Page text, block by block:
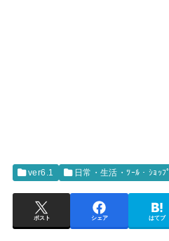
ver6.1 日常・生活・ﾂｰﾙ・ｼｮｯﾌﾟ
ポスト シェア はてブ